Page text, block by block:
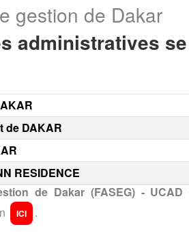
gestion de Dakar
administratives se
de DAKAR
RESIDENCE
de Dakar (FASEG) - UCAD
ICI .